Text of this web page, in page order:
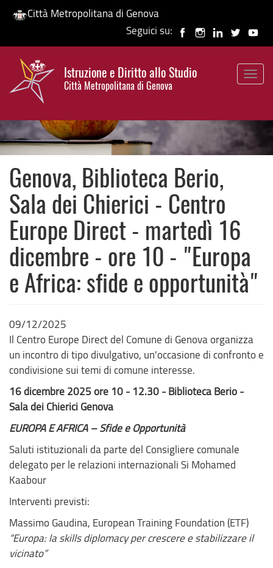
Salta
contenuto
principale
Città Metropolitana di Genova
Seguici su:
Istruzione e Diritto allo Studio
Città Metropolitana di Genova
HP banner
Genova, Biblioteca Berio,
Sala dei Chierici - Centro
Europe Direct - martedì 16
dicembre - ore 10 - "Europa
e Africa: sfide e opportunità"
09/12/2025
Il Centro Europe Direct del Comune di Genova organizza
un incontro di tipo divulgativo, un'occasione di confronto e
condivisione sui temi di comune interesse.
16 dicembre 2025 ore 10 - 12.30 - Biblioteca Berio -
Sala dei Chierici Genova
EUROPA E AFRICA – Sfide e Opportunità
Saluti istituzionali da parte del Consigliere comunale
delegato per le relazioni internazionali Si Mohamed
Kaabour
Interventi previsti:
Massimo Gaudina, European Training Foundation (ETF)
“Europa: la skills diplomacy per crescere e stabilizzare il
vicinato”